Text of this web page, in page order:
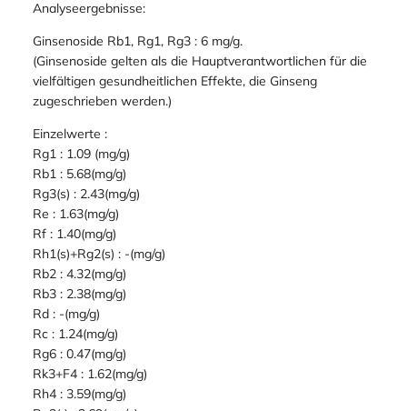
Analyseergebnisse:
Ginsenoside Rb1, Rg1, Rg3 : 6 mg/g.
(Ginsenoside gelten als die Hauptverantwortlichen für die
vielfältigen gesundheitlichen Effekte, die Ginseng
zugeschrieben werden.)
Einzelwerte :
Rg1 : 1.09 (mg/g)
Rb1 : 5.68(mg/g)
Rg3(s) : 2.43(mg/g)
Re : 1.63(mg/g)
Rf : 1.40(mg/g)
Rh1(s)+Rg2(s) : -(mg/g)
Rb2 : 4.32(mg/g)
Rb3 : 2.38(mg/g)
Rd : -(mg/g)
Rc : 1.24(mg/g)
Rg6 : 0.47(mg/g)
Rk3+F4 : 1.62(mg/g)
Rh4 : 3.59(mg/g)